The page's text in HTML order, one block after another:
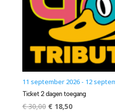
11 september 2026 - 12
Ticket 2 dagen toegang
€30,00 Oorspronkelijke
€18,50Huidige